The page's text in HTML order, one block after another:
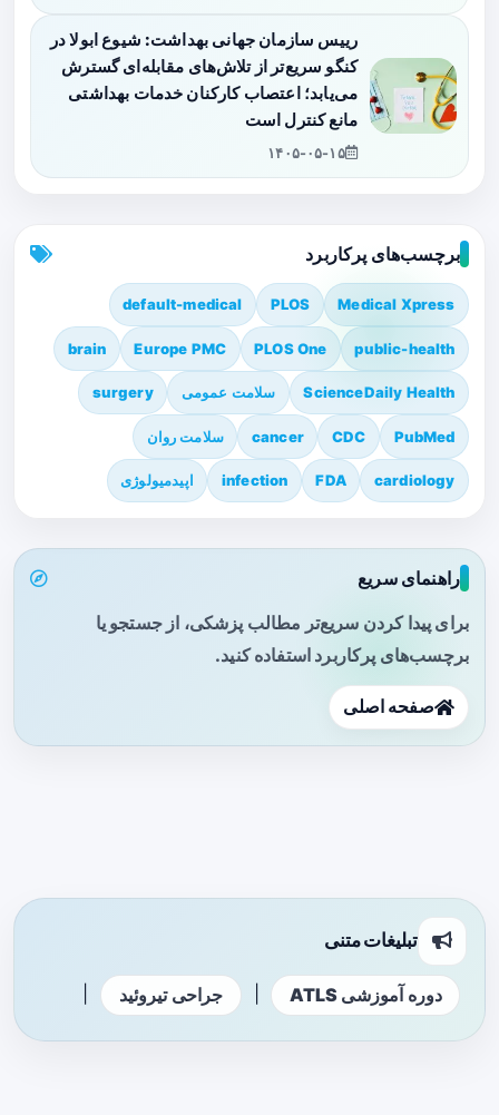
رییس سازمان جهانی بهداشت: شیوع ابولا در
کنگو سریع‌تر از تلاش‌های مقابله‌ای گسترش
می‌یابد؛ اعتصاب کارکنان خدمات بهداشتی
مانع کنترل است
۱۴۰۵-۰۵-۱۵
برچسب‌های پرکاربرد
Medical Xpress
PLOS
default-medical
public-health
PLOS One
Europe PMC
brain
ScienceDaily Health سلامت عمومی surgery
PubMed
CDC
cancer سلامت روان
cardiology
FDA
infection اپیدمیولوژی
راهنمای سریع
برای پیدا کردن سریع‌تر مطالب پزشکی، از جستجو یا
برچسب‌های پرکاربرد استفاده کنید.
صفحه اصلی
تبلیغات متنی
دوره آموزشی ATLS جراحی تیروئید